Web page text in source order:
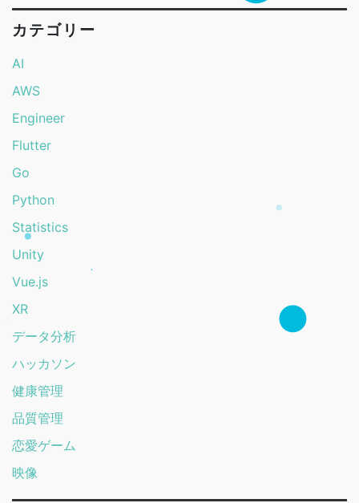
カテゴリー
AI
AWS
Engineer
Flutter
Go
Python
Statistics
Unity
Vue.js
XR
データ分析
ハッカソン
健康管理
品質管理
恋愛ゲーム
映像